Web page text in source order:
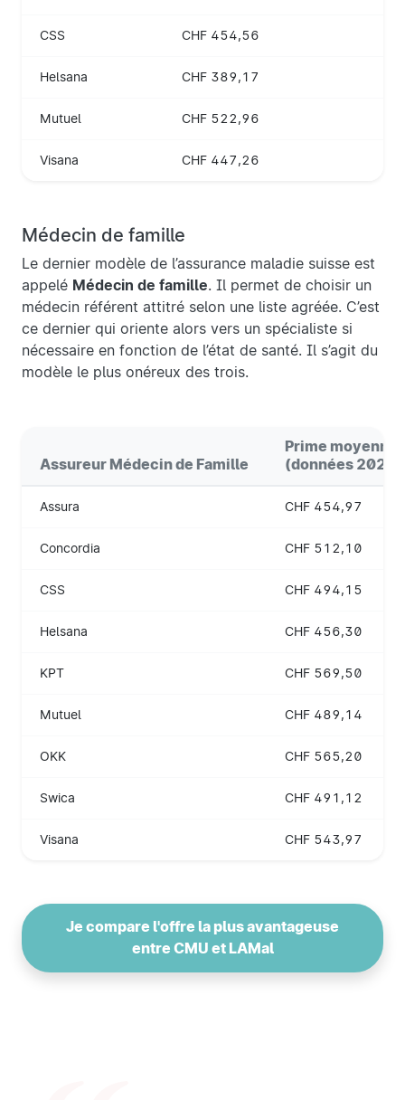
CSS CHF 454,56
Helsana CHF 389,17
Mutuel CHF 522,96
Visana CHF 447,26
Médecin de famille
Le dernier modèle de l’assurance maladie suisse est
appelé Médecin de famille. Il permet de choisir un
médecin référent attitré selon une liste agréée. C’est
ce dernier qui oriente alors vers un spécialiste si
nécessaire en fonction de l’état de santé. Il s’agit du
modèle le plus onéreux des trois.
Assureur Médecin de Famille
Prime moyenne
(données 2024)
Assura CHF 454,97
Concordia CHF 512,10
CSS CHF 494,15
Helsana CHF 456,30
KPT CHF 569,50
Mutuel CHF 489,14
OKK CHF 565,20
Swica CHF 491,12
Visana CHF 543,97
Je compare l'offre la plus avantageuse
entre CMU et LAMal